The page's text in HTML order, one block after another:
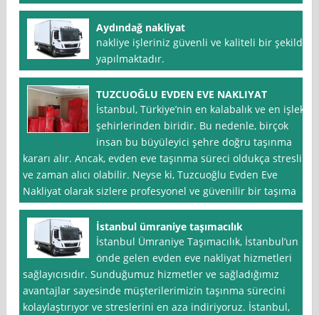
Aydındağ nakliyat
nakliye işleriniz güvenli ve kaliteli bir şekilde
yapılmaktadır.
TUZCUOĞLU EVDEN EVE NAKLIYAT
İstanbul, Türkiye’nin en kalabalık ve en işlek
şehirlerinden biridir. Bu nedenle, birçok
insan bu büyüleyici şehre doğru taşınma
kararı alır. Ancak, evden eve taşınma süreci oldukça stresli
ve zaman alıcı olabilir. Neyse ki, Tuzcuoğlu Evden Eve
Nakliyat olarak sizlere profesyonel ve güvenilir bir taşıma
İstanbul ümraniye taşımacılık
İstanbul Ümraniye Taşımacılık, İstanbul’un
önde gelen evden eve nakliyat hizmetleri
sağlayıcısıdır. Sunduğumuz hizmetler ve sağladığımız
avantajlar sayesinde müşterilerimizin taşınma sürecini
kolaylaştırıyor ve streslerini en aza indiriyoruz. İstanbul,